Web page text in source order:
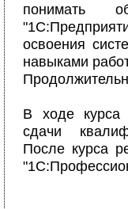
понимать
освоения
навыками
В ходе курса
сдачи
После курса